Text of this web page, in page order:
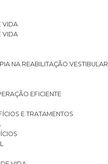
VIDA
VIDA
NA REABILITAÇÃO VESTIBULAR
EFICIENTE
E TRATAMENTOS